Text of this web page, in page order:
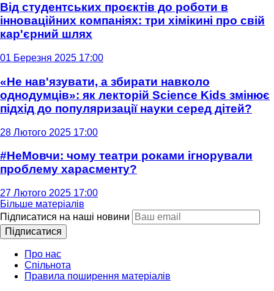
Від студентських проєктів до роботи в
інноваційних компаніях: три хімікині про свій
кар'єрний шлях
01 Березня 2025 17:00
«Не нав'язувати, а збирати навколо
однодумців»: як лекторій Science Kids змінює
підхід до популяризації науки серед дітей?
28 Лютого 2025 17:00
#НеМовчи: чому театри роками ігнорували
проблему харасменту?
27 Лютого 2025 17:00
Більше матеріалів
Підписатися на наші новини
Підписатися
Про нас
Спільнота
Правила поширення матеріалів